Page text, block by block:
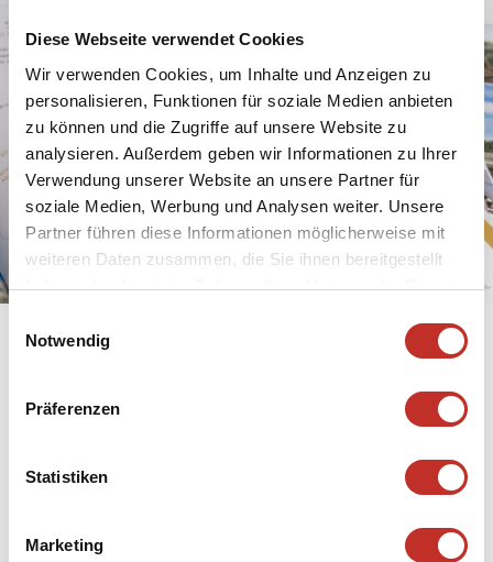
Diese Webseite verwendet Cookies
Wir verwenden Cookies, um Inhalte und Anzeigen zu
personalisieren, Funktionen für soziale Medien anbieten
zu können und die Zugriffe auf unsere Website zu
analysieren. Außerdem geben wir Informationen zu Ihrer
Verwendung unserer Website an unsere Partner für
soziale Medien, Werbung und Analysen weiter. Unsere
Partner führen diese Informationen möglicherweise mit
weiteren Daten zusammen, die Sie ihnen bereitgestellt
haben oder die sie im Rahmen Ihrer Nutzung der Dienste
Notwendig
Präferenzen
Statistiken
Marketing